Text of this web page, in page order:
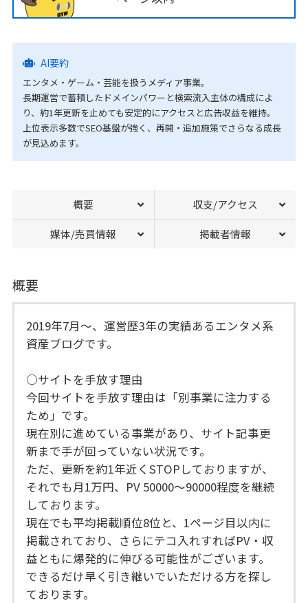
AI要約
エンタメ・ゲーム・芸能を扱うメディア事業。
長期運営で蓄積したドメインパワーと検索流入主体の構成によ
り、約1年更新を止めても安定的にアクセスと広告収益を維持。
上位表示多数でSEO基盤が強く、再開・追加施策でさらなる成長
が見込めます。
概要 収支/アクセス
媒体/売買情報 掲載者情報
概要
2019年7月〜、運営歴3年の実績あるエンタメ系
資産ブログです。
○サイトを手放す理由
今回サイトを手放す理由は「別事業に注力する
ため」です。
現在別に進めている事業があり、サイト記事更
新まで手が回っていない状況です。
ただ、更新を約1年近くSTOPしておりますが、
それでも月1万円、PV 50000〜90000程度を継続
しております。
現在でも平均掲載順位8位と、1ページ目以内に
掲載されており、さらにテコ入れすればPV・収
益ともに爆発的に伸びる可能性がございます。
できるだけ早く引き継いでいただける方を探し
ております。